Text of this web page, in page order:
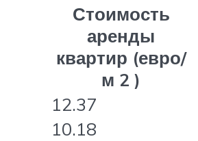
Стоимость
аренды
квартир (евро/
м 2 )
12.37
10.18